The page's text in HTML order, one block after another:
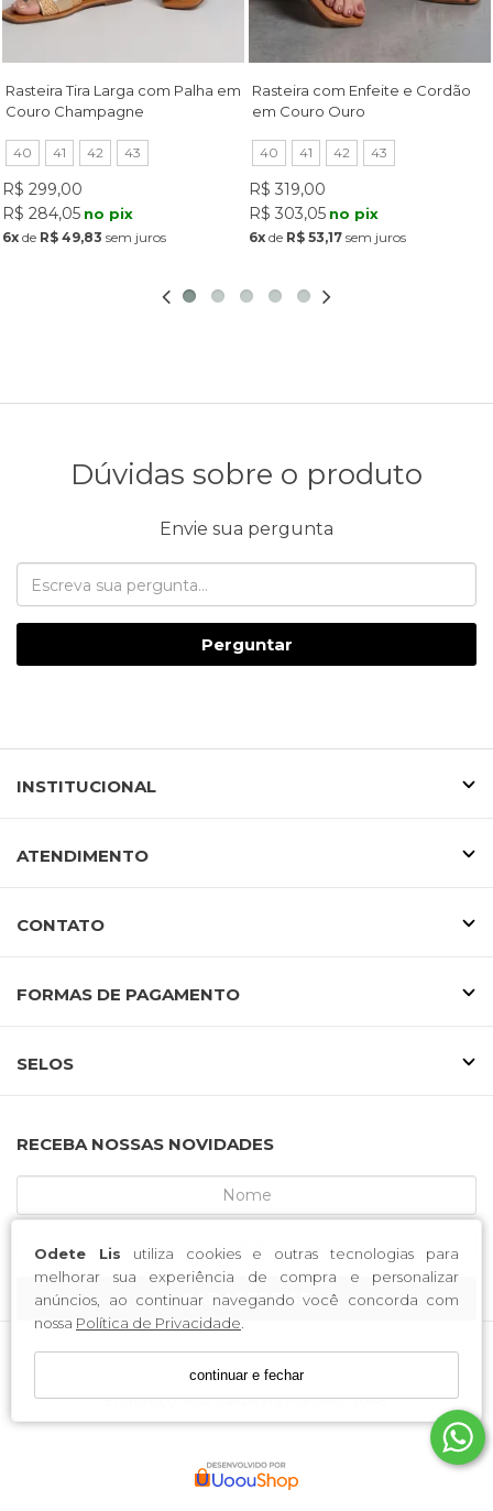
Odete Lis utiliza cookies e outras tecnologias para
melhorar sua experiência de compra e personalizar
anúncios, ao continuar navegando você concorda com
nossa Política de Privacidade.
continuar e fechar
Rasteira Tira Larga com Palha em
Couro Champagne
40 41 42 43
R$ 299,00
R$ 284,05 no pix
6x de R$ 49,83 sem juros
Rasteira com Enfeite e Cordão
em Couro Ouro
40 41 42 43
R$ 319,00
R$ 303,05 no pix
6x de R$ 53,17 sem juros
Dúvidas sobre o produto
Envie sua pergunta
Perguntar
INSTITUCIONAL
ATENDIMENTO
CONTATO
FORMAS DE PAGAMENTO
SELOS
RECEBA NOSSAS NOVIDADES
CADASTRE-SE
MCA CALCADOS / CNPJ: 52.233.219/0001-34
Endereço: Rua Saldanha Marinho, 3688